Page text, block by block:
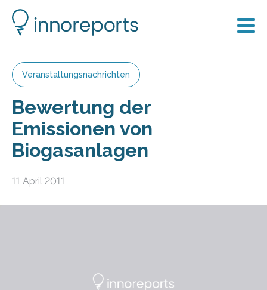
Veranstaltungsnachrichten
Bewertung der
Emissionen von
Biogasanlagen
11 April 2011